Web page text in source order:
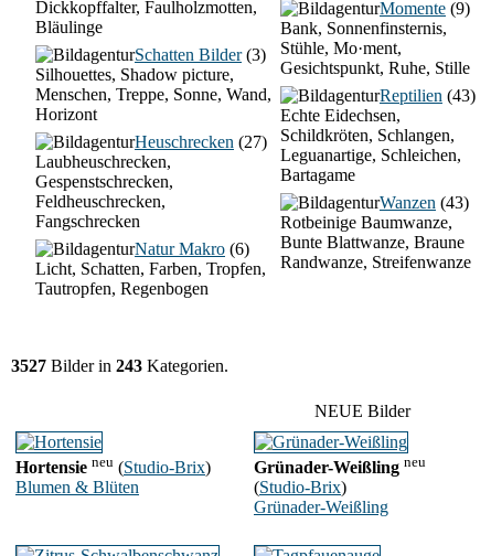
Dickkopffalter, Faulholzmotten,
Bläulinge
Schatten Bilder(3)
Silhouettes, Shadow picture,
Menschen, Treppe, Sonne, Wand,
Horizont
Heuschrecken (27)
Laubheuschrecken,
Gespenstschrecken,
Feldheuschrecken,
Fangschrecken
Natur Makro (6)
Licht, Schatten, Farben, Tropfen,
Tautropfen, Regenbogen
Momente (9)
Bank, Sonnenfinsternis,
Stühle, Mo·ment,
Gesichtspunkt, Ruhe, Stille
Reptilien (43)
Echte Eidechsen,
Schildkröten, Schlangen,
Leguanartige, Schleichen,
Bartagame
Wanzen (43)
Rotbeinige Baumwanze,
Bunte Blattwanze, Braune
Randwanze, Streifenwanze
3527 Bilder in 243 Kategorien.
NEUE Bilder
Hortensie neu (Studio-Brix)
Blumen & Blüten
Grünader-Weißling neu
(Studio-Brix)
Grünader-Weißling